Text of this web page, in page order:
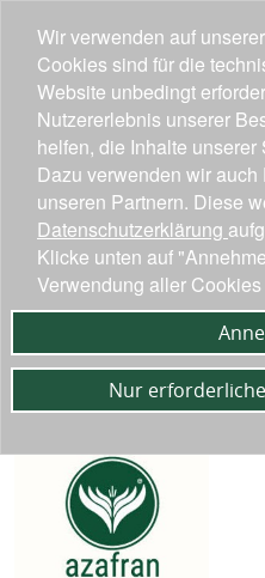
Wir verwenden auf
Cookies sind für die
Website unbedingt
Nutzererlebnis unserer
helfen, die Inhalte
Dazu verwenden wir
unseren Partnern. Diese
Datenschutzerklärung
Klicke unten auf
Verwendung aller
Nur